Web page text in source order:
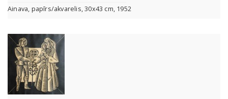
Ainava, papīrs/akvarelis, 30x43 cm, 1952